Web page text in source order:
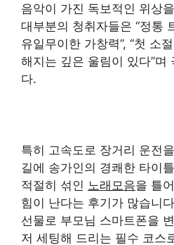
음악이 가진 독보적인 위상
대부분의 청취자들은 “정통
유일무이한 가창력”, “첫 소
해지는 깊은 울림이 있다”며
다.
특히 고속도로 장거리 운전
길에 송가인의 경쾌한 타이
적절히 섞인 노래모음을 틀
힘이 난다는 후기가 많습니
선물로 부모님 스마트폰을
저 세팅해 드리는 필수 코스